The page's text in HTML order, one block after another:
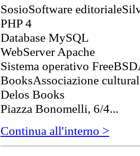
SosioSoftware
PHP 4
Database MySQL
WebServer Apache
Sistema operativo
BooksAssociazione
Delos Books
Piazza Bonomelli, 6/4...
Continua all'interno >